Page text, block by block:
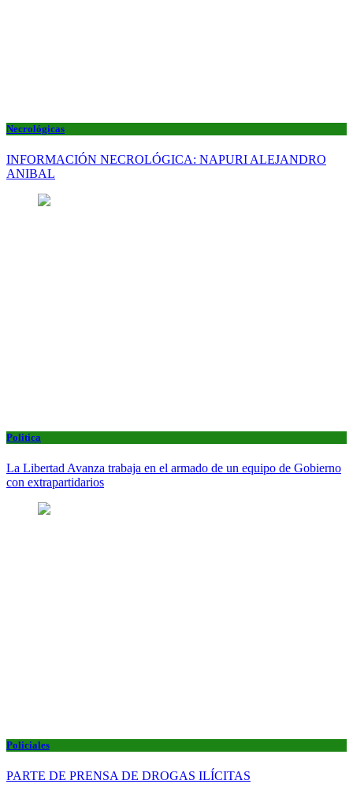
Necrológicas
INFORMACIÓN NECROLÓGICA: NAPURI ALEJANDRO
ANIBAL
Politica
La Libertad Avanza trabaja en el armado de un equipo de Gobierno
con extrapartidarios
Policiales
PARTE DE PRENSA DE DROGAS ILÍCITAS